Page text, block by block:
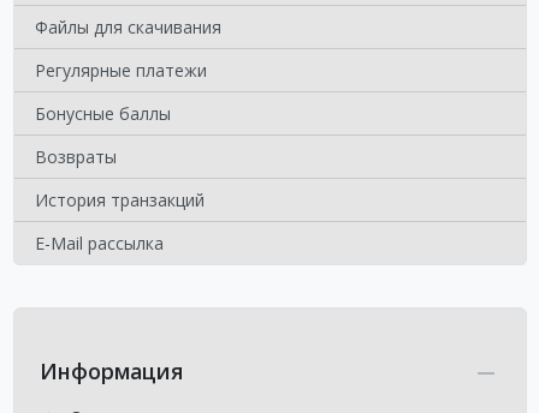
Файлы для скачивания
Регулярные платежи
Бонусные баллы
Возвраты
История транзакций
E-Mail рассылка
Информация